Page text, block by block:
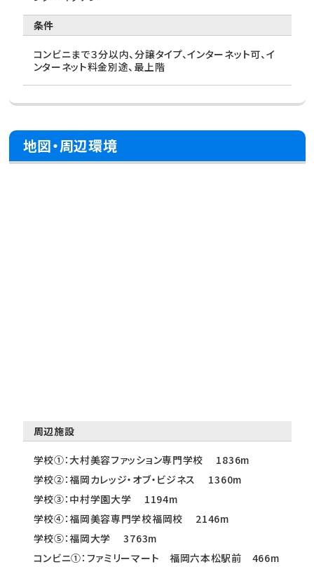
条件
コンビニまで３分以内、分譲タイプ、インターネット可、イ
ンターネット料金別途、最上階
地図・周辺環境
周辺施設
学校①：大村美容ファッション専門学校 1836m
学校②：福岡カレッジ・オブ・ビジネス 1360m
学校③：中村学園大学 1194m
学校④：福岡美容専門学校福岡校 2146m
学校⑤：福岡大学 3763m
コンビニ①：ファミリーマート 福岡六本松駅前 466m